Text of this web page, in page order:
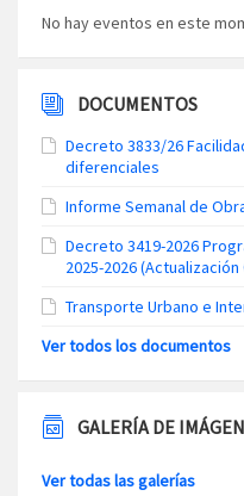
No hay eventos en este
DOCUMENTOS
Decreto 3833/26
diferenciales
Informe Semanal de
Decreto 3419-2026
2025-2026 (Actualización
Transporte Urbano e
Ver todos los documentos
GALERÍA DE
Ver todas las galerías